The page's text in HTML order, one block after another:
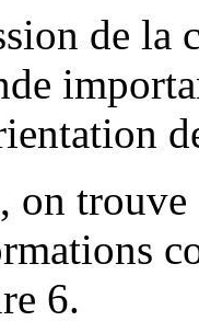
de
on trouve
6.